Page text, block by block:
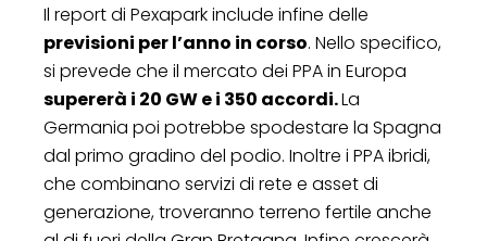
Il report di Pexapark include infine delle
previsioni per l’anno in corso. Nello specifico,
si prevede che il mercato dei PPA in Europa
supererà i 20 GW e i 350 accordi.La
Germania poi potrebbe spodestare la Spagna
dal primo gradino del podio. Inoltre i PPA ibridi,
che combinano servizi di rete e asset di
generazione, troveranno terreno fertile anche